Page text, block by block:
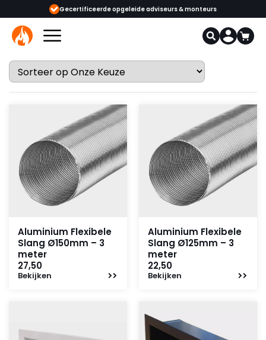
Gecertificeerde opgeleide adviseurs & monteurs
Aluminium Flexibele
Slang Ø150mm – 3
meter
27,50
Bekijken
Aluminium Flexibele
Slang Ø125mm – 3
meter
22,50
Bekijken